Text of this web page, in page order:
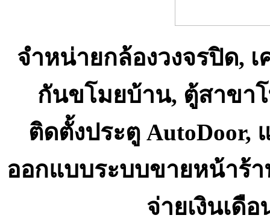
จำหน่ายกล้องวงจรปิด,
กันขโมยบ้าน, ตู้สาขา
ติดตั้งประตู AutoDoor,
ออกแบบระบบขายหน้าร้า
จ่ายเงินเดื